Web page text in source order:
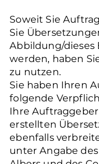
Soweit Sie
Sie
Abbildung/dieses
werden, haben
zu nutzen.
Sie haben Ihren
folgende
Ihre
erstellten
ebenfalls
unter Angabe